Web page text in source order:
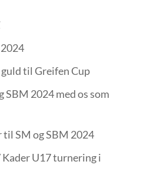
til Greifen Cup
2024 med os som
SM og SBM 2024
U17 turnering i